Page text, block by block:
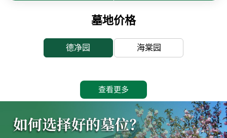
墓地价格
德净园 海棠园
查看更多